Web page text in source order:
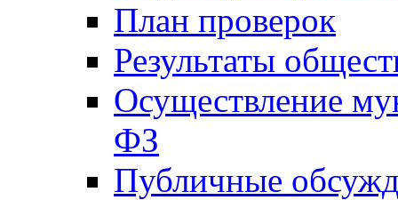
План проверок
Результаты
Осуществление
ФЗ
Публичные